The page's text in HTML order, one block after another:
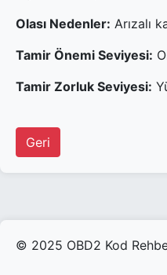
Olası Nedenler: Arızalı
Tamir Önemi Seviyesi:
Tamir Zorluk Seviyesi:
Geri
© 2025 OBD2 Kod